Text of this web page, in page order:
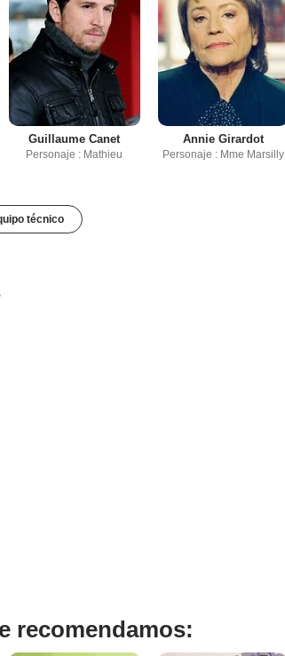
Guillaume Canet
Personaje : Mathieu
Annie Girardot
Personaje : Mme Marsilly
técnico
recomendamos: